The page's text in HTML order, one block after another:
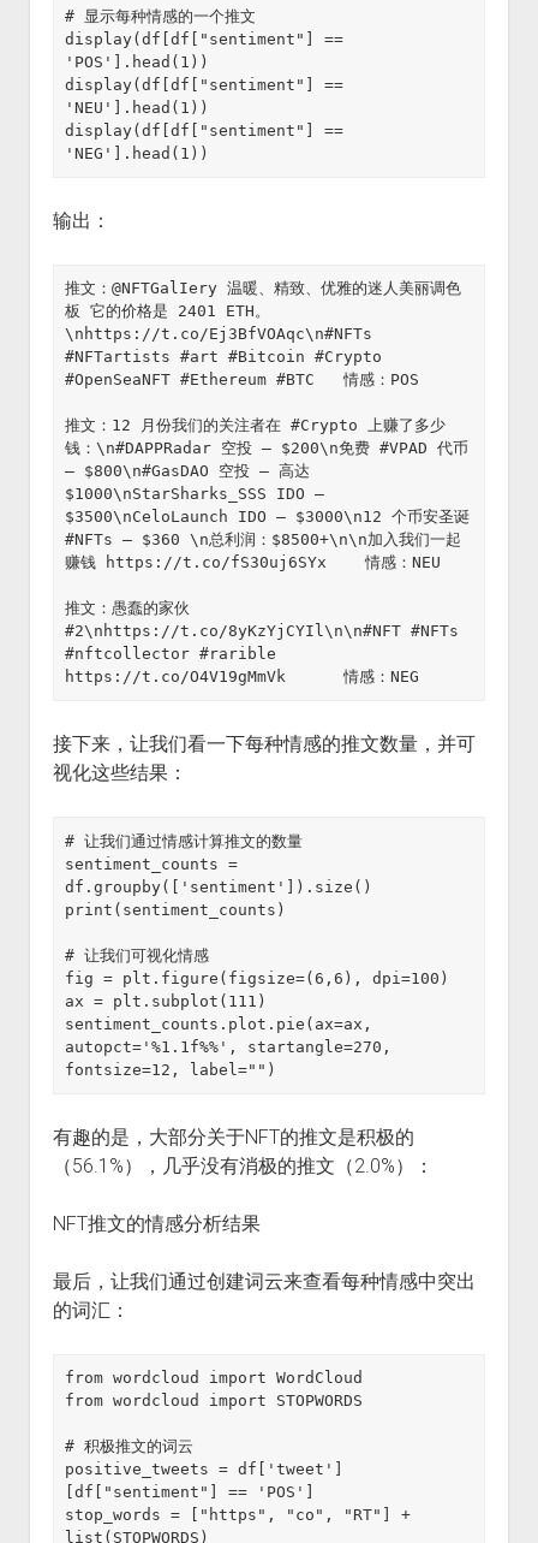
# 显示每种情感的一个推文
display(df[df["sentiment"] ==
'POS'].head(1))
display(df[df["sentiment"] ==
'NEU'].head(1))
display(df[df["sentiment"] ==
'NEG'].head(1))
输出：
推文：@NFTGalIery 温暖、精致、优雅的迷人美丽调色
板 它的价格是 2401 ETH。
\nhttps://t.co/Ej3BfVOAqc\n#NFTs
#NFTartists #art #Bitcoin #Crypto
#OpenSeaNFT #Ethereum #BTC   情感：POS
推文：12 月份我们的关注者在 #Crypto 上赚了多少
钱：\n#DAPPRadar 空投 — $200\n免费 #VPAD 代币
— $800\n#GasDAO 空投 — 高达
$1000\nStarSharks_SSS IDO —
$3500\nCeloLaunch IDO — $3000\n12 个币安圣诞
#NFTs — $360 \n总利润：$8500+\n\n加入我们一起
赚钱 https://t.co/fS30uj6SYx    情感：NEU
推文：愚蠢的家伙
#2\nhttps://t.co/8yKzYjCYIl\n\n#NFT #NFTs
#nftcollector #rarible
https://t.co/O4V19gMmVk      情感：NEG
接下来，让我们看一下每种情感的推文数量，并可
视化这些结果：
# 让我们通过情感计算推文的数量
sentiment_counts =
df.groupby(['sentiment']).size()
print(sentiment_counts)
# 让我们可视化情感
fig = plt.figure(figsize=(6,6), dpi=100)
ax = plt.subplot(111)
sentiment_counts.plot.pie(ax=ax,
autopct='%1.1f%%', startangle=270,
fontsize=12, label="")
有趣的是，大部分关于NFT的推文是积极的
（56.1%），几乎没有消极的推文（2.0%）：
NFT推文的情感分析结果
最后，让我们通过创建词云来查看每种情感中突出
的词汇：
from wordcloud import WordCloud
from wordcloud import STOPWORDS
# 积极推文的词云
positive_tweets = df['tweet']
[df["sentiment"] == 'POS']
stop_words = ["https", "co", "RT"] +
list(STOPWORDS)